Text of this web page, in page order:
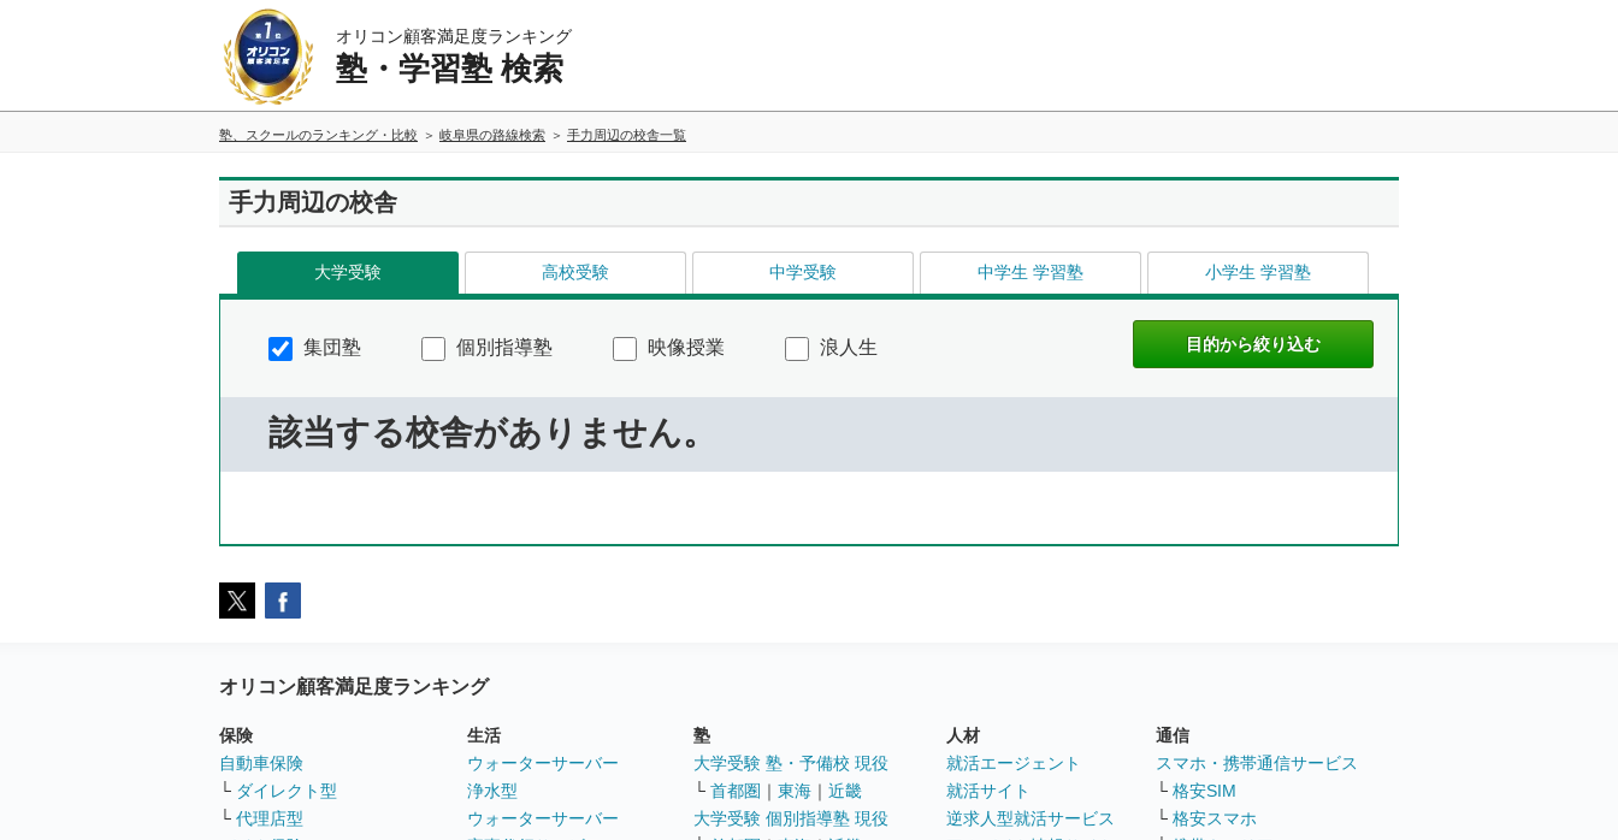
オリコン顧客満足度ランキング
塾・学習塾 検索
塾、スクールのランキング・比較 岐阜県の路線検索 手力周辺の校舎一覧
手力周辺の校舎
大学受験 高校受験 中学受験 中学生 学習塾 小学生 学習塾
集団塾 個別指導塾 映像授業 浪人生
該当する校舎がありません。
オリコン顧客満足度ランキング
保険
自動車保険
└ ダイレクト型
└ 代理店型
生活
ウォーターサーバー
浄水型
ウォーターサーバー
塾
大学受験 塾・予備校 現役
└ 首都圏 ｜ 東海 ｜ 近畿
大学受験 個別指導塾 現役
人材
就活エージェント
就活サイト
逆求人型就活サービス
通信
スマホ・携帯通信サービス
└ 格安SIM
└ 格安スマホ